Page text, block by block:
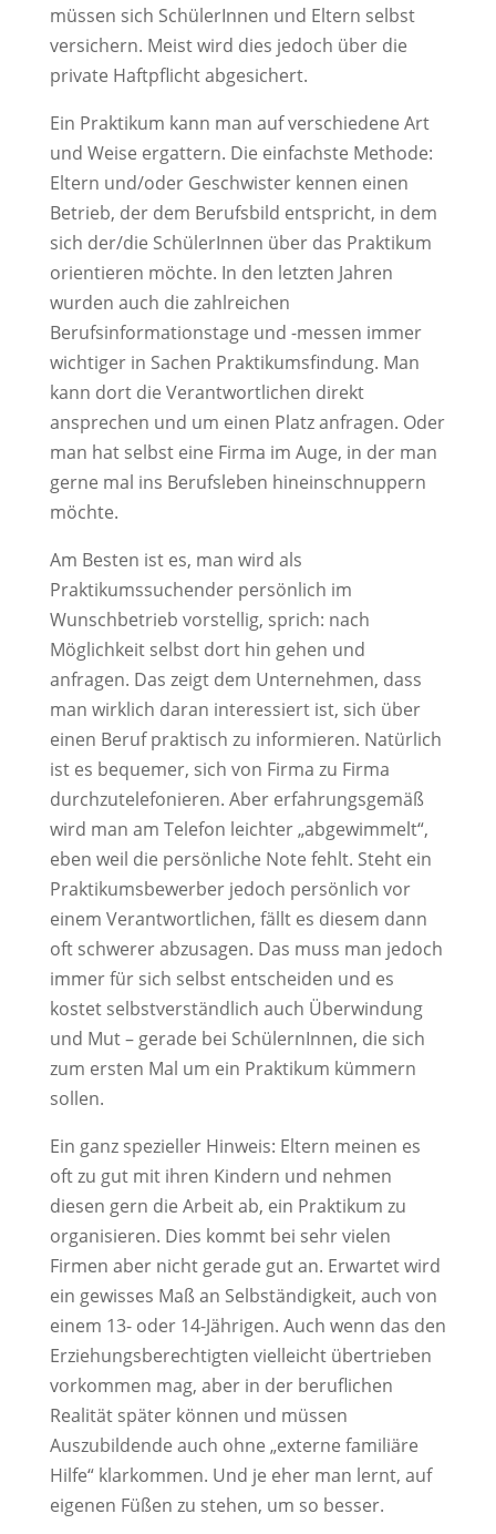
müssen sich SchülerInnen und Eltern selbst
versichern. Meist wird dies jedoch über die
private Haftpflicht abgesichert.
Ein Praktikum kann man auf verschiedene Art
und Weise ergattern. Die einfachste Methode:
Eltern und/oder Geschwister kennen einen
Betrieb, der dem Berufsbild entspricht, in dem
sich der/die SchülerInnen über das Praktikum
orientieren möchte. In den letzten Jahren
wurden auch die zahlreichen
Berufsinformationstage und -messen immer
wichtiger in Sachen Praktikumsfindung. Man
kann dort die Verantwortlichen direkt
ansprechen und um einen Platz anfragen. Oder
man hat selbst eine Firma im Auge, in der man
gerne mal ins Berufsleben hineinschnuppern
möchte.
Am Besten ist es, man wird als
Praktikumssuchender persönlich im
Wunschbetrieb vorstellig, sprich: nach
Möglichkeit selbst dort hin gehen und
anfragen. Das zeigt dem Unternehmen, dass
man wirklich daran interessiert ist, sich über
einen Beruf praktisch zu informieren. Natürlich
ist es bequemer, sich von Firma zu Firma
durchzutelefonieren. Aber erfahrungsgemäß
wird man am Telefon leichter „abgewimmelt“,
eben weil die persönliche Note fehlt. Steht ein
Praktikumsbewerber jedoch persönlich vor
einem Verantwortlichen, fällt es diesem dann
oft schwerer abzusagen. Das muss man jedoch
immer für sich selbst entscheiden und es
kostet selbstverständlich auch Überwindung
und Mut – gerade bei SchülernInnen, die sich
zum ersten Mal um ein Praktikum kümmern
sollen.
Ein ganz spezieller Hinweis: Eltern meinen es
oft zu gut mit ihren Kindern und nehmen
diesen gern die Arbeit ab, ein Praktikum zu
organisieren. Dies kommt bei sehr vielen
Firmen aber nicht gerade gut an. Erwartet wird
ein gewisses Maß an Selbständigkeit, auch von
einem 13- oder 14-Jährigen. Auch wenn das den
Erziehungsberechtigten vielleicht übertrieben
vorkommen mag, aber in der beruflichen
Realität später können und müssen
Auszubildende auch ohne „externe familiäre
Hilfe“ klarkommen. Und je eher man lernt, auf
eigenen Füßen zu stehen, um so besser.